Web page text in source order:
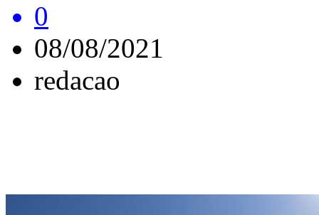
0
08/08/2021
redacao